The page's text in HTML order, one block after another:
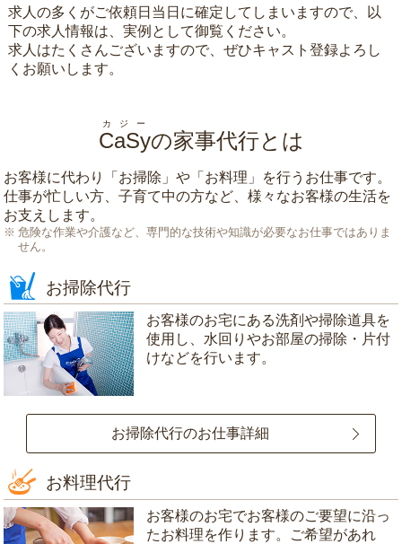
求人の多くがご依頼日当日に確定してしまいますので、以
下の求人情報は、実例として御覧ください。
求人はたくさんございますので、ぜひキャスト登録よろし
くお願いします。
CaSy
カジー
の家事代行とは
お客様に代わり「 お掃除 」や「 お料理 」を行うお仕事です。
仕事が忙しい方、子育て中の方など、様々なお客様の生活を
お支えします。
危険な作業や介護など、専門的な技術や知識が必要なお仕事ではありま
せん。
お掃除代行
お客様のお宅にある洗剤や掃除道具を
使用し、水回りやお部屋の掃除・片付
けなどを行います。
お掃除代行のお仕事詳細
お料理代行
お客様のお宅でお客様のご要望に沿っ
たお料理を作ります。ご希望があれ